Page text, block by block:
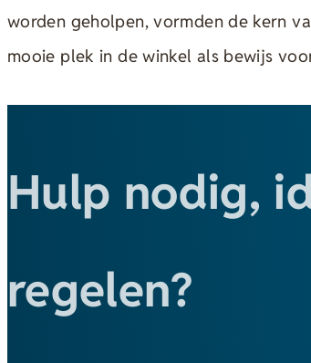
worden geholpen, vormden de kern
mooie plek in de winkel als bewijs
Hulp nodig,
regelen?